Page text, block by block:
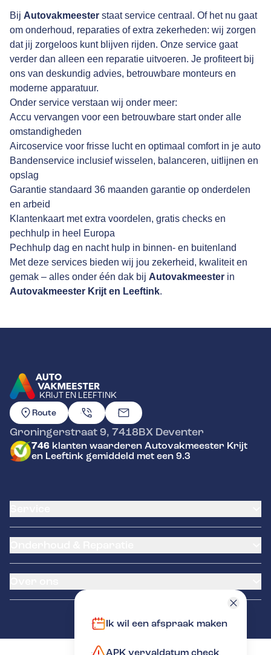
Bij Autovakmeester staat service centraal. Of het nu gaat
om onderhoud, reparaties of extra zekerheden: wij zorgen
dat jij zorgeloos kunt blijven rijden. Onze service gaat
verder dan alleen een reparatie uitvoeren. Je profiteert bij
ons van deskundig advies, betrouwbare monteurs en
moderne apparatuur.
Onder service verstaan wij onder meer:
Accu vervangen voor een betrouwbare start onder alle
omstandigheden
Aircoservice voor frisse lucht en optimaal comfort in je auto
Bandenservice inclusief wisselen, balanceren, uitlijnen en
opslag
Garantie standaard 36 maanden garantie op onderdelen
en arbeid
Klantenkaart met extra voordelen, gratis checks en
pechhulp in heel Europa
Pechhulp dag en nacht hulp in binnen- en buitenland
Met deze services bieden wij jou zekerheid, kwaliteit en
gemak – alles onder één dak bij Autovakmeester in
Autovakmeester Krijt en Leeftink.
Ik wil een afspraak maken
APK vervaldatum check
KRIJT EN LEEFTINK
GA NAAR DE HOMEPAGINA
Route
Groningerstraat 9, 7418BX Deventer
746 klanten waarderen Autovakmeester Krijt
en Leeftink gemiddeld met een 9.3
Banden service
Klantenkaart
Schade en reparatie